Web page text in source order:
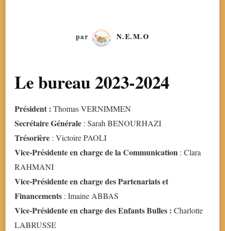
par N.E.M.O
Le bureau 2023-2024
Président : Thomas VERNIMMEN
Secrétaire Générale : Sarah BENOURHAZI
Trésorière : Victoire PAOLI
Vice-Présidente en charge de la Communication : Clara
RAHMANI
Vice-Présidente en charge des Partenariats et
Financements : Imaine ABBAS
Vice-Présidente en charge des Enfants Bulles : Charlotte
LABRUSSE